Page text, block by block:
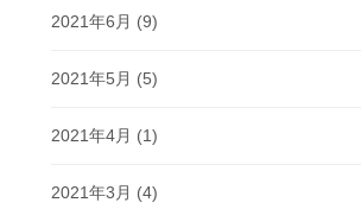
2021年6月 (9)
2021年5月 (5)
2021年4月 (1)
2021年3月 (4)